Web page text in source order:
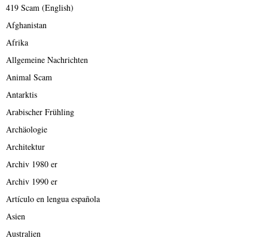
419 Scam (English)
Afghanistan
Afrika
Allgemeine Nachrichten
Animal Scam
Antarktis
Arabischer Frühling
Archäologie
Architektur
Archiv 1980 er
Archiv 1990 er
Artículo en lengua española
Asien
Australien